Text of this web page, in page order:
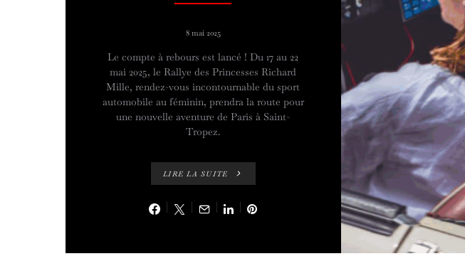
8 mai 2025
Le compte à rebours est lancé ! Du 17 au 22
mai 2025, le Rallye des Princesses Richard
Mille, rendez-vous incontournable du sport
automobile au féminin, prendra la route pour
une nouvelle aventure de Paris à Saint-
Tropez.
LIRE LA SUITE